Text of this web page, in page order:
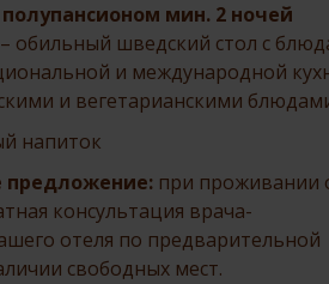
мин. 2 ночей
обильный шведский стол с
и международной
и вегетарианскими
напиток
предложение: при проживании
консультация врача-
отеля по предварительной
свободных мест.